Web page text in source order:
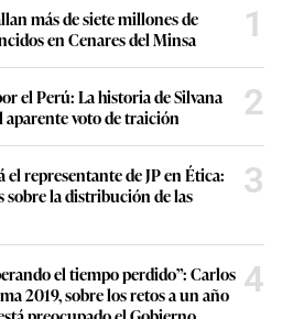
más de siete millones de
en Cenares del Minsa
1
el Perú: La historia de Silvana
aparente voto de traición
2
representante de JP en Ética:
sobre la distribución de las
3
el tiempo perdido”: Carlos
2019, sobre los retos a un año
4